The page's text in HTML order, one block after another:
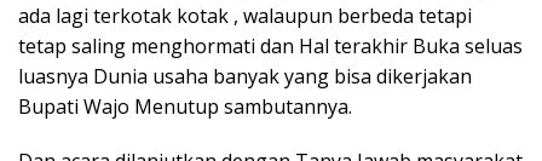
ada lagi terkotak kotak , walaupun berbeda tetapi
tetap saling menghormati dan Hal terakhir Buka seluas
luasnya Dunia usaha banyak yang bisa dikerjakan
Bupati Wajo Menutup sambutannya.